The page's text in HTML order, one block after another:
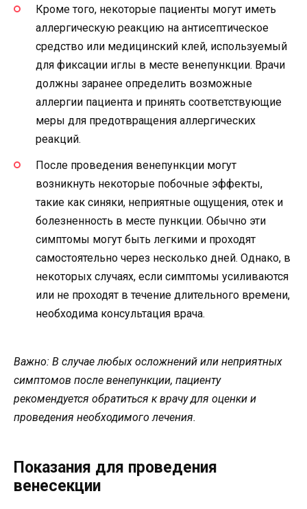
Кроме того, некоторые пациенты могут иметь
аллергическую реакцию на антисептическое
средство или медицинский клей, используемый
для фиксации иглы в месте венепункции. Врачи
должны заранее определить возможные
аллергии пациента и принять соответствующие
меры для предотвращения аллергических
реакций.
После проведения венепункции могут
возникнуть некоторые побочные эффекты,
такие как синяки, неприятные ощущения, отек и
болезненность в месте пункции. Обычно эти
симптомы могут быть легкими и проходят
самостоятельно через несколько дней. Однако, в
некоторых случаях, если симптомы усиливаются
или не проходят в течение длительного времени,
необходима консультация врача.
Важно: В случае любых осложнений или неприятных
симптомов после венепункции, пациенту
рекомендуется обратиться к врачу для оценки и
проведения необходимого лечения.
Показания для проведения
венесекции